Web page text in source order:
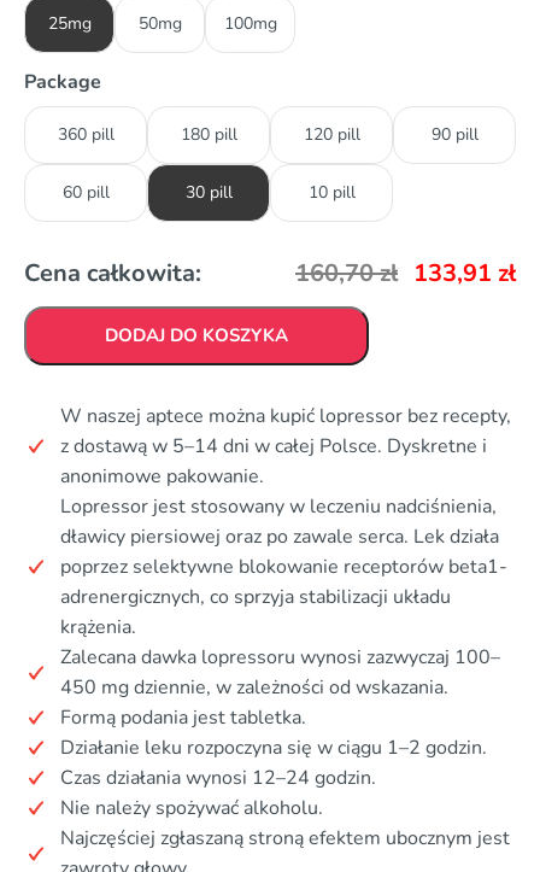
25mg 50mg 100mg
Package
360 pill 180 pill 120 pill 90 pill
60 pill 30 pill 10 pill
Cena całkowita: 160,70zł 133,91 zł
DODAJ DO KOSZYKA
W naszej aptece można kupić lopressor bez recepty,
z dostawą w 5–14 dni w całej Polsce. Dyskretne i
anonimowe pakowanie.
Lopressor jest stosowany w leczeniu nadciśnienia,
dławicy piersiowej oraz po zawale serca. Lek działa
poprzez selektywne blokowanie receptorów beta1-
adrenergicznych, co sprzyja stabilizacji układu
krążenia.
Zalecana dawka lopressoru wynosi zazwyczaj 100–
450 mg dziennie, w zależności od wskazania.
Formą podania jest tabletka.
Działanie leku rozpoczyna się w ciągu 1–2 godzin.
Czas działania wynosi 12–24 godzin.
Nie należy spożywać alkoholu.
Najczęściej zgłaszaną stroną efektem ubocznym jest